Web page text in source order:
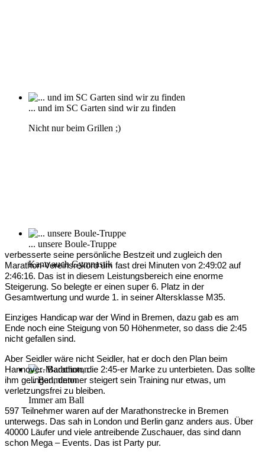
... und im SC Garten sind wir zu finden
Nicht nur beim Grillen ;)
... unsere Boule-Truppe
Kann auch Gymnastik
... Badminton
Immer am Ball
verbesserte seine persönliche Bestzeit und zugleich den
Marathon-Vereinsrekord um fast drei Minuten von 2:49:02 auf
2:46:16. Das ist in diesem Leistungsbereich eine enorme
Steigerung. So belegte er einen super 6. Platz in der
Gesamtwertung und wurde 1. in seiner Altersklasse M35.
Einziges Handicap war der Wind in Bremen, dazu gab es am
Ende noch eine Steigung von 50 Höhenmeter, so dass die 2:45
nicht gefallen sind.
Aber Seidler wäre nicht Seidler, hat er doch den Plan beim
Hannover-Marathon, die 2:45-er Marke zu unterbieten. Das sollte
ihm gelingen, denn er steigert sein Training nur etwas, um
verletzungsfrei zu bleiben.
597 Teilnehmer waren auf der Marathonstrecke in Bremen
unterwegs. Das sah in London und Berlin ganz anders aus. Über
40000 Läufer und viele antreibende Zuschauer, das sind dann
schon Mega – Events. Das ist Party pur.